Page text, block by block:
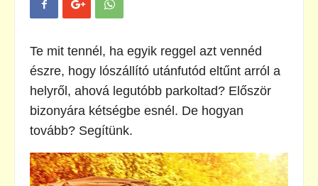
Te mit tennél, ha egyik reggel azt vennéd
észre, hogy lószállító utánfutód eltűnt arról a
helyről, ahová legutóbb parkoltad? Először
bizonyára kétségbe esnél. De hogyan
tovább? Segítünk.